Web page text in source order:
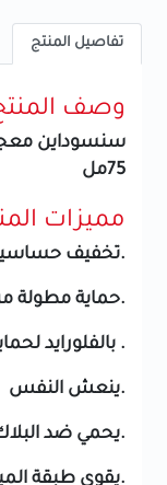
تفاصيل المنتج
وصف
سنسوداين
75مل
مميزات
.تخفيف
.حماية مطولة
. بالفلورايد
.ينعش النفس
.يحمي ضد
.يقوي طبقة